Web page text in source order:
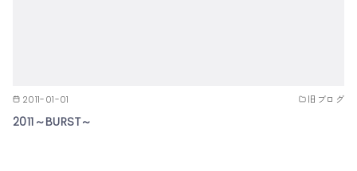
2011-01-01 旧ブログ
2011～BURST～